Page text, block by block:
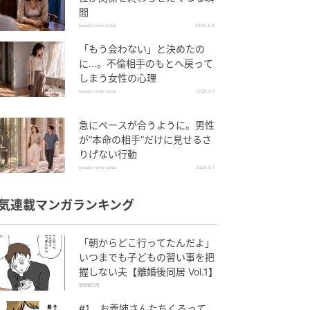
間
beauty news tokyo 2026.8.6
「もう会わない」と決めたの
に…。不倫相手のもとへ戻って
しまう女性の心理
beauty news tokyo 2026.8.7
急にペースが合うように。男性
が“本命の相手”だけに見せるさ
りげない行動
beauty news tokyo 2026.8.7
連載マンガランキング
「朝からどこ行ってたんだよ」
いつまでも子どもの習い事を把
握しない夫【離婚後同居 Vol.1】
離婚後同居